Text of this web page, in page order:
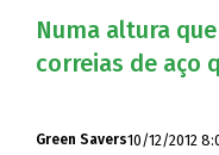
Numa altura
correias de aço
Green Savers10/12/2012